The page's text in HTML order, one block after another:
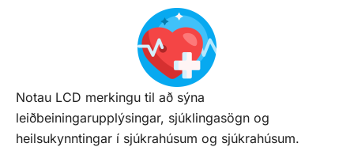
Notau LCD merkingu til að sýna
leiðbeiningarupplýsingar, sjúklingasögn og
heilsukynntingar í sjúkrahúsum og sjúkrahúsum.